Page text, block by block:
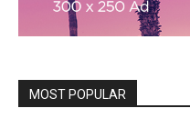
MOST POPULAR